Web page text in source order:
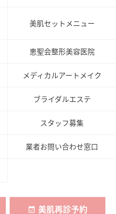
美肌セットメニュー
恵聖会整形美容医院
メディカルアートメイク
ブライダルエステ
スタッフ募集
業者お問い合わせ窓口
美肌再診予約